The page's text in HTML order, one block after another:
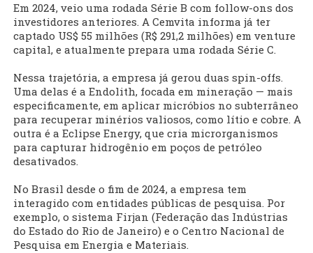
Em 2024, veio uma rodada Série B com follow-ons dos
investidores anteriores. A Cemvita informa já ter
captado US$ 55 milhões (R$ 291,2 milhões) em venture
capital, e atualmente prepara uma rodada Série C.
Nessa trajetória, a empresa já gerou duas spin-offs.
Uma delas é a Endolith, focada em mineração — mais
especificamente, em aplicar micróbios no subterrâneo
para recuperar minérios valiosos, como lítio e cobre. A
outra é a Eclipse Energy, que cria microrganismos
para capturar hidrogênio em poços de petróleo
desativados.
No Brasil desde o fim de 2024, a empresa tem
interagido com entidades públicas de pesquisa. Por
exemplo, o sistema Firjan (Federação das Indústrias
do Estado do Rio de Janeiro) e o Centro Nacional de
Pesquisa em Energia e Materiais.